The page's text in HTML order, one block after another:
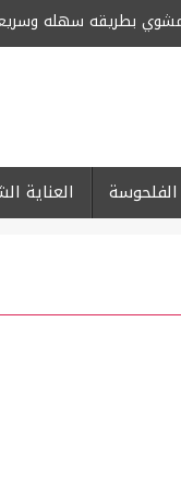
بطريقه سهله
العناية